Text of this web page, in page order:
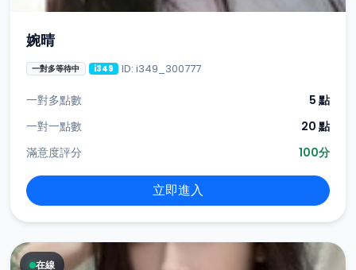
婉晴
一對多等待中 i349 ID: i349_300777
一對多點數
5 點
一對一點數
20 點
滿意度評分
100分
立即進入
在線